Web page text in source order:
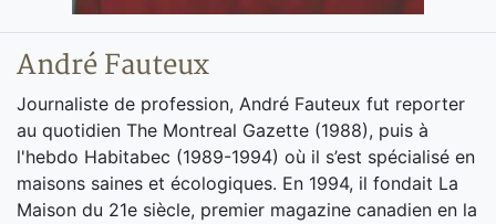
André Fauteux
Journaliste de profession, André Fauteux fut reporter
au quotidien The Montreal Gazette (1988), puis à
l'hebdo Habitabec (1989-1994) où il s’est spécialisé en
maisons saines et écologiques. En 1994, il fondait La
Maison du 21e siècle, premier magazine canadien en la